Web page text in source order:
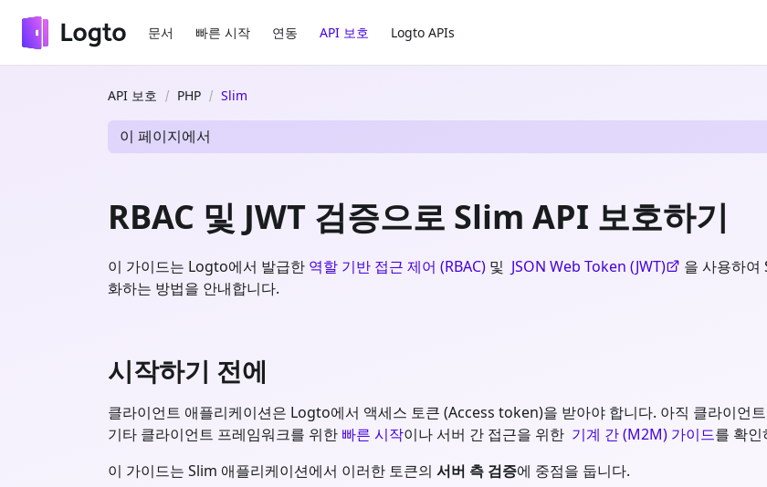
문서 빠른 시작 연동 API 보호 Logto APIs
API 보호 PHP Slim
이 페이지에서
RBAC 및 JWT 검증으로 Slim API 보호하기
이 가이드는 Logto에서 발급한 역할 기반 접근 제어 (RBAC) 및 JSON Web Token (JWT)
을 사용하
화하는 방법을 안내합니다.
시작하기 전에
클라이언트 애플리케이션은 Logto에서 액세스 토큰 (Access token)을 받아야 합니다. 아직 클라이언
기타 클라이언트 프레임워크를 위한 빠른 시작이나 서버 간 접근을 위한 기계 간 (M2M) 가이드를 확인
이 가이드는 Slim 애플리케이션에서 이러한 토큰의 서버 측 검증에 중점을 둡니다.